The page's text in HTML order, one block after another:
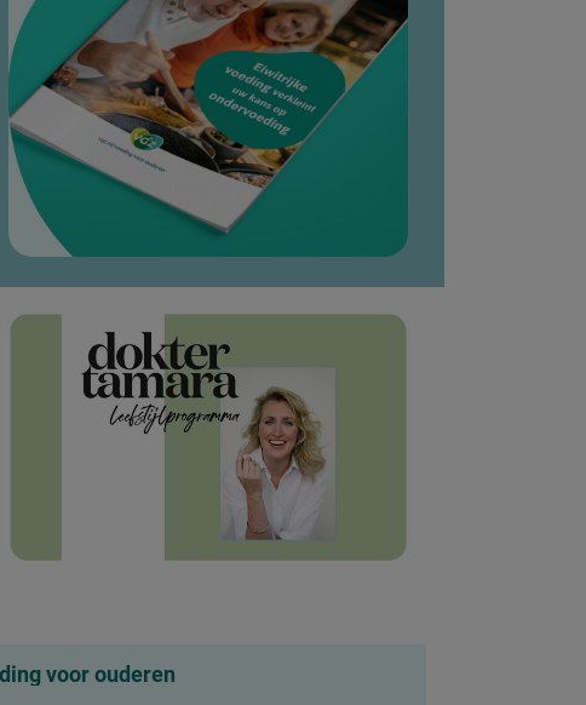
voor ouderen